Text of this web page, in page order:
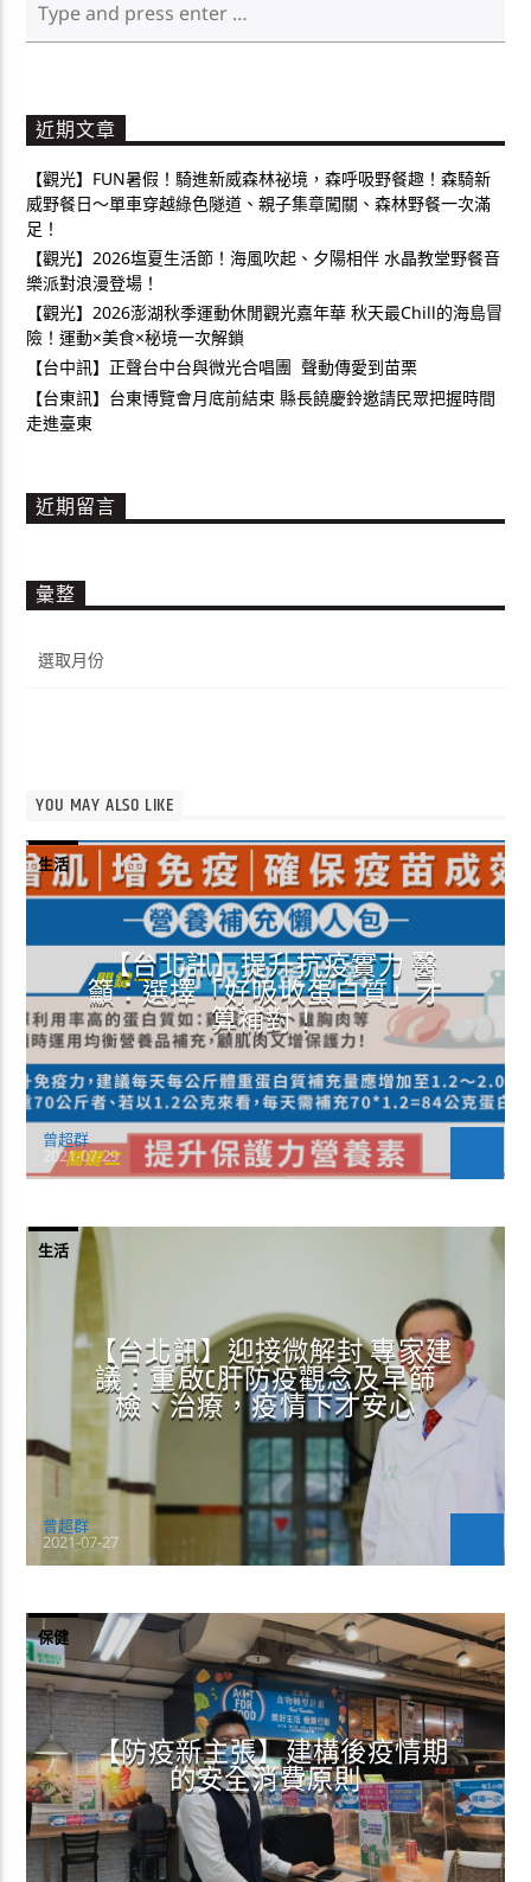
近期文章
【觀光】FUN暑假！騎進新威森林祕境，森呼吸野餐趣！森騎新
威野餐日～單車穿越綠色隧道、親子集章闖關、森林野餐一次滿
足！
【觀光】2026塩夏生活節！海風吹起、夕陽相伴 水晶教堂野餐音
樂派對浪漫登場！
【觀光】2026澎湖秋季運動休閒觀光嘉年華 秋天最Chill的海島冒
險！運動×美食×秘境一次解鎖
【台中訊】正聲台中台與微光合唱團 聲動傳愛到苗栗
【台東訊】台東博覽會月底前結束 縣長饒慶鈴邀請民眾把握時間
走進臺東
近期留言
彙整
整
YOU MAY ALSO LIKE
生活
【台北訊】提升抗疫實力 醫
籲：選擇「好吸收蛋白質」才
算補對！
曾超群
2021-07-29
生活
【台北訊】迎接微解封 專家建
議：重啟C肝防疫觀念及早篩
檢、治療，疫情下才安心
曾超群
2021-07-27
保健
【防疫新主張】建構後疫情期
的安全消費原則